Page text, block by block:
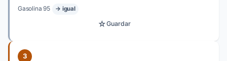
Gasolina 95 → igual
☆Guardar
3